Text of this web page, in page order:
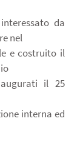
da
nel
e costruito il
il 25
interna ed